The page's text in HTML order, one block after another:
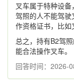
叉车属于特种设
驾照的人不能驾
作资格证书，比如
总之，持有B2驾
能合法操作叉车。
回答时间：2026-